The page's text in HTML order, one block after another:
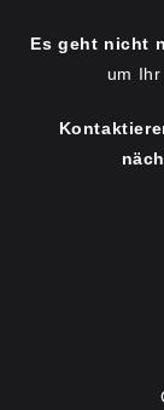
Es geht nicht
um